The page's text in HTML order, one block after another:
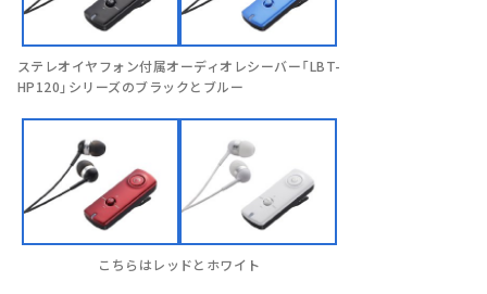
ステレオイヤフォン付属オーディオレシーバー「LBT-
HP120」シリーズのブラックとブルー
こちらはレッドとホワイト